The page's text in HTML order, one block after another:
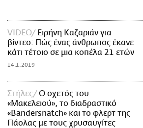
VIDEO
Ειρήνη Καζαριάν για
βίντεο: Πώς ένας άνθρωπος έκανε
κάτι τέτοιο σε μια κοπέλα 21 ετών
14.1.2019
Στήλες
Ο οχετός του
«Μακελειού», το διαδραστικό
«Bandersnatch» και το φλερτ της
Πάολας με τους χρυσαυγίτες